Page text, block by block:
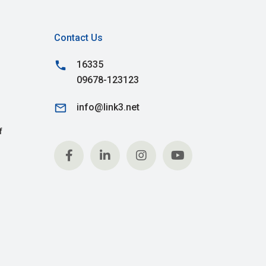
Contact Us
phone
16335
09678-123123
email info@link3.net